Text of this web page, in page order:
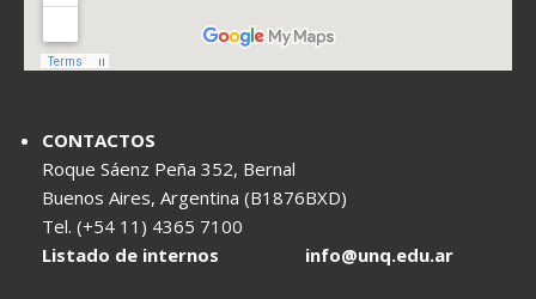
CONTACTOS
Roque Sáenz Peña 352, Bernal
Buenos Aires, Argentina (B1876BXD)
Tel. (+54 11) 4365 7100
Listado de internos
info@unq.edu.ar